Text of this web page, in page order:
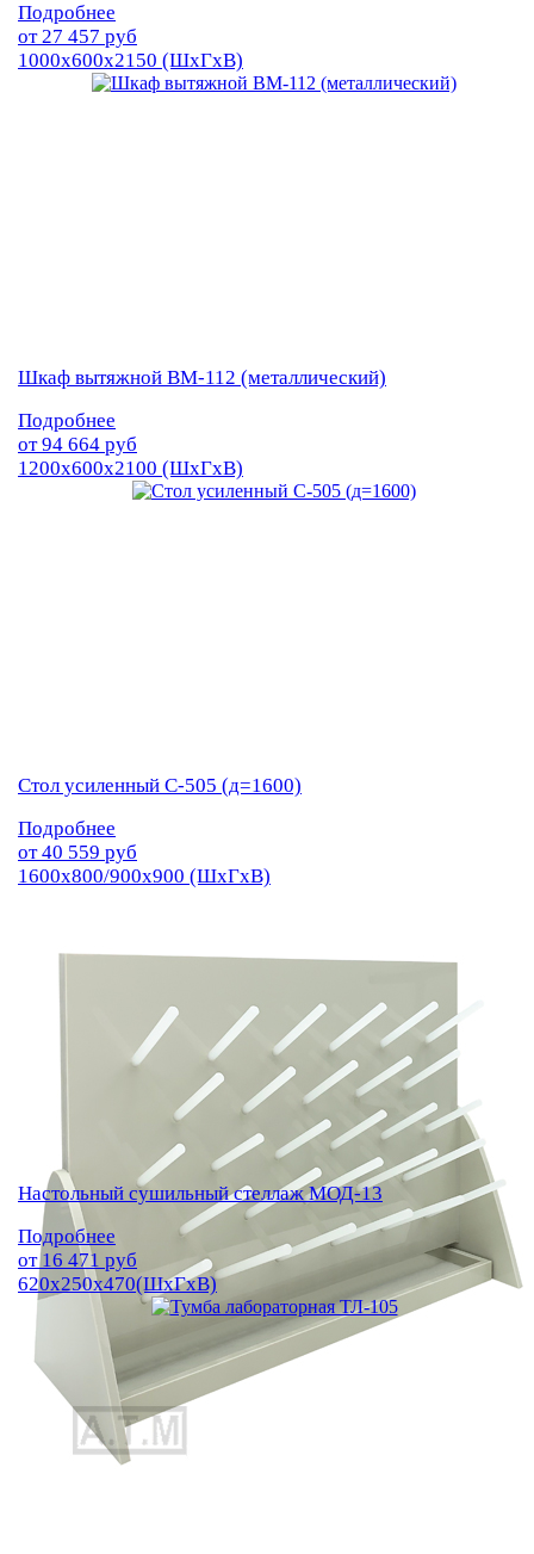
Подробнее
от27 457 руб
1000х600х2150 (ШхГхВ)
Шкаф вытяжной ВМ-112 (металлический)
Подробнее
от94 664 руб
1200х600х2100 (ШхГхВ)
Стол усиленный С-505 (д=1600)
Подробнее
от40 559 руб
1600х800/900х900 (ШхГхВ)
Настольный сушильный стеллаж МОД-13
Подробнее
от16 471 руб
620х250х470(ШхГхВ)